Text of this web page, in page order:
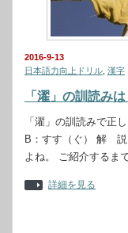
2016-9-13
日本語力向上ドリル 漢字
「濯」の訓読みは
「濯」の訓読みで正
B：すす（ぐ） 解 説
よね。 ご紹介するま
詳細を見る